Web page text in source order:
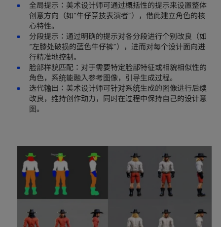
全局提示：美术设计师可通过概括性的提示来设置整体
创意方向（如“牛仔竞技表演者”），借此建立角色的核
心特性。
分段提示：通过明确的提示对各分段进行个别改良（如
“左膝处破损的蓝色牛仔裤”），进而对每个设计面向进
行精准地控制。
脸部样貌匹配：对于需要特定脸部特征或相貌相似性的
角色，系统能融入参考图像，引导生成过程。
迭代输出：美术设计师可针对系统生成的图像进行后续
改良，维持创作动力，同时在过程中保持自己的设计意
图。